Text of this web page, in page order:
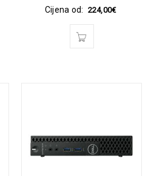
UHD Graphics/Win 11 Pro 64-
Cijena od: 224,00€